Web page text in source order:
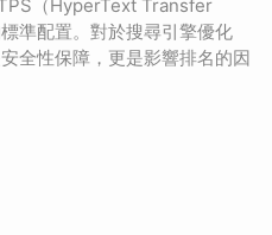
（HyperText Transfer
準配置。對於搜尋引擎優化
全性保障，更是影響排名的因